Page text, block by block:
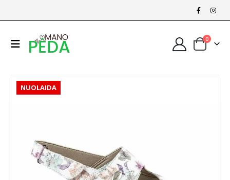
0
NUOLAIDA